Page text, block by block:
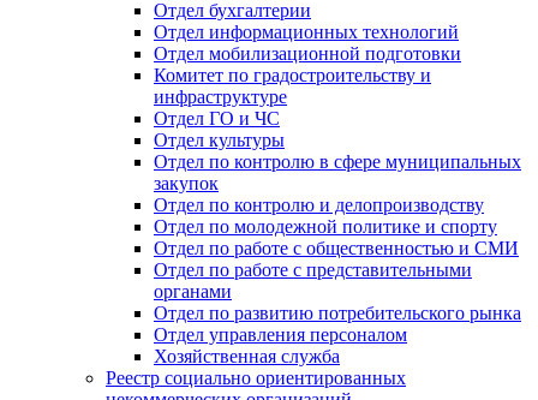
Отдел бухгалтерии
Отдел информационных технологий
Отдел мобилизационной подготовки
Комитет по градостроительству и
инфраструктуре
Отдел ГО и ЧС
Отдел культуры
Отдел по контролю в сфере муниципальных
закупок
Отдел по контролю и делопроизводству
Отдел по молодежной политике и спорту
Отдел по работе с общественностью и СМИ
Отдел по работе с представительными
органами
Отдел по развитию потребительского рынка
Отдел управления персоналом
Хозяйственная служба
Реестр социально ориентированных